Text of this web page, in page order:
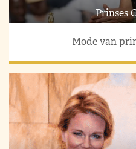
Prinses
Mode van